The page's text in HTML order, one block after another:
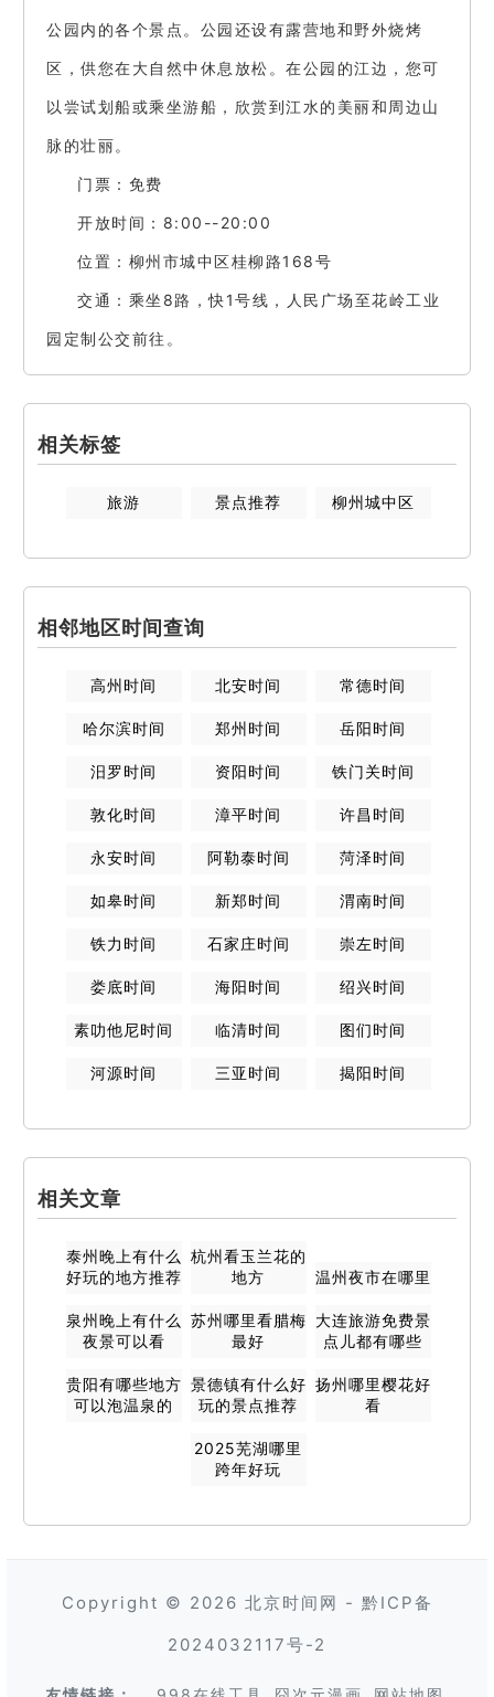
公园内的各个景点。公园还设有露营地和野外烧烤
区，供您在大自然中休息放松。在公园的江边，您可
以尝试划船或乘坐游船，欣赏到江水的美丽和周边山
脉的壮丽。
门票：免费
开放时间：8:00--20:00
位置：柳州市城中区桂柳路168号
交通：乘坐8路，快1号线，人民广场至花岭工业
园定制公交前往。
相关标签
旅游 景点推荐 柳州城中区
相邻地区时间查询
高州时间 北安时间 常德时间
哈尔滨时间 郑州时间 岳阳时间
汨罗时间 资阳时间 铁门关时间
敦化时间 漳平时间 许昌 时间
永安时间 阿勒泰时间 菏泽时间
如皋时间 新郑时间 渭南时间
铁力 时间 石家庄时间 崇左时间
娄底时间 海阳时间 绍兴时间
素叻他尼时间 临清时间 图们时间
河源时间 三亚时间 揭阳时间
相关文章
泰州晚上有什么
好玩的地方推荐
杭州看玉兰花的
地方
温州夜市在哪里
泉州晚上有什么
夜景可以看
苏州哪里看腊梅
最好
大连旅游免费景
点儿都有哪些
贵阳有哪些地方
可以泡温泉的
景德镇有什么好
玩的景点推荐
扬州哪里樱花好
看
2025芜湖哪里
跨年好玩
Copyright © 2026 北京时间网 - 黔ICP备
2024032117号-2